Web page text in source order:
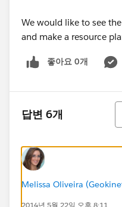
We would like to see
and make a resource
좋아요 0개
답변 6개
Melissa Oliveira
2014년 5월 22일 오후 8:11